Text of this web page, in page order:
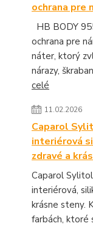
ochrana pre
HB BODY
ochrana pre
náter, ktorý
nárazy,
celé
11.02.2026
Caparol
interiérová
zdravé a
Caparol
interiérová,
krásne steny.
farbách, ktoré